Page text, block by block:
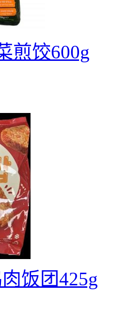
煎饺600g
饭团425g